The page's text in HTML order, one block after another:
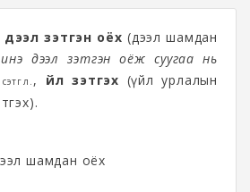
дээл зэтгэн оёх (дээл шамдан
шинэ дээл зэтгэн оёж суугаа нь
, үйл зэтгэх (үйл урлалын
шамдан оёх